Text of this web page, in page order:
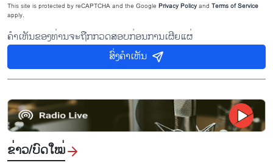
This site is protected by reCAPTCHA and the Google Privacy Policyand Terms of Service
apply.
ຄຳເຫັນຂອງທ່ານຈະຖືກກວດສອບກ່ອນການເຜີຍແຜ່
ສົ່ງຄຳເຫັນ
ຂ່າວ/ບົດ​ໃໝ່